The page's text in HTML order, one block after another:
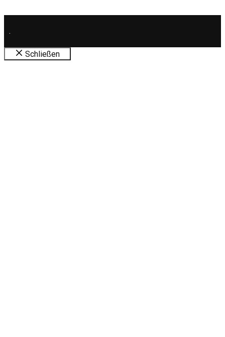
.
Schließen